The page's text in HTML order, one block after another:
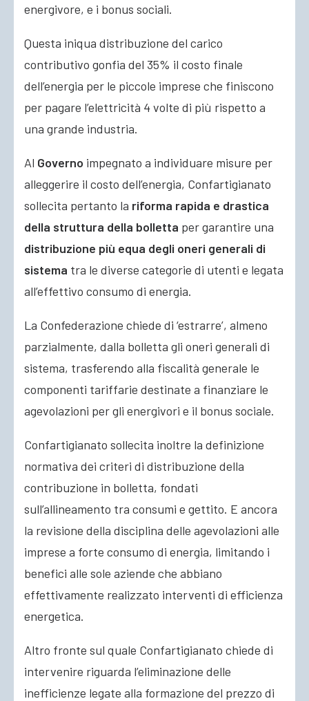
energivore, e i bonus sociali.
Questa iniqua distribuzione del carico
contributivo gonfia del 35% il costo finale
dell’energia per le piccole imprese che finiscono
per pagare l’elettricità 4 volte di più rispetto a
una grande industria.
Al Governo impegnato a individuare misure per
alleggerire il costo dell’energia, Confartigianato
sollecita pertanto la riforma rapida e drastica
della struttura della bolletta per garantire una
distribuzione più equa degli oneri generali di
sistema tra le diverse categorie di utenti e legata
all’effettivo consumo di energia.
La Confederazione chiede di ‘estrarre’, almeno
parzialmente, dalla bolletta gli oneri generali di
sistema, trasferendo alla fiscalità generale le
componenti tariffarie destinate a finanziare le
agevolazioni per gli energivori e il bonus sociale.
Confartigianato sollecita inoltre la definizione
normativa dei criteri di distribuzione della
contribuzione in bolletta, fondati
sull’allineamento tra consumi e gettito. E ancora
la revisione della disciplina delle agevolazioni alle
imprese a forte consumo di energia, limitando i
benefici alle sole aziende che abbiano
effettivamente realizzato interventi di efficienza
energetica.
Altro fronte sul quale Confartigianato chiede di
intervenire riguarda l’eliminazione delle
inefficienze legate alla formazione del prezzo di